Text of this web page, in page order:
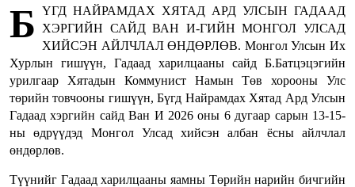
Б ҮГД НАЙРАМДАХ ХЯТАД АРД УЛСЫН ГАДААД
ХЭРГИЙН САЙД ВАН И-ГИЙН МОНГОЛ УЛСАД
ХИЙСЭН АЙЛЧЛАЛ ӨНДӨРЛӨВ. Монгол Улсын Их
Хурлын гишүүн, Гадаад харилцааны сайд Б.Батцэцэгийн
урилгаар Хятадын Коммунист Намын Төв хорооны Улс
төрийн товчооны гишүүн, Бүгд Найрамдах Хятад Ард Улсын
Гадаад хэргийн сайд Ван И 2026 оны 6 дугаар сарын 13-15-
ны өдрүүдэд Монгол Улсад хийсэн албан ёсны айлчлал
өндөрлөв.
Түүнийг Гадаад харилцааны яамны Төрийн нарийн бичгийн